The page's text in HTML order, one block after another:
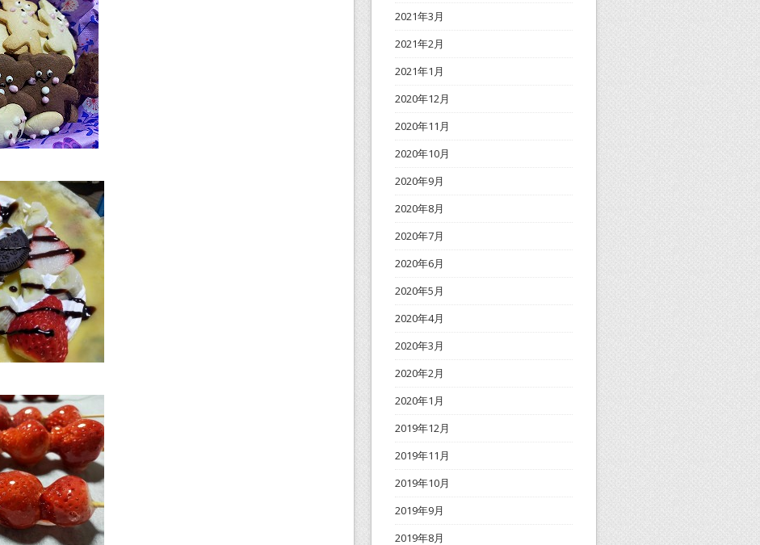
2021年3月
2021年2月
2021年1月
2020年12月
2020年11月
2020年10月
2020年9月
2020年8月
2020年7月
2020年6月
2020年5月
2020年4月
2020年3月
2020年2月
2020年1月
2019年12月
2019年11月
2019年10月
2019年9月
2019年8月